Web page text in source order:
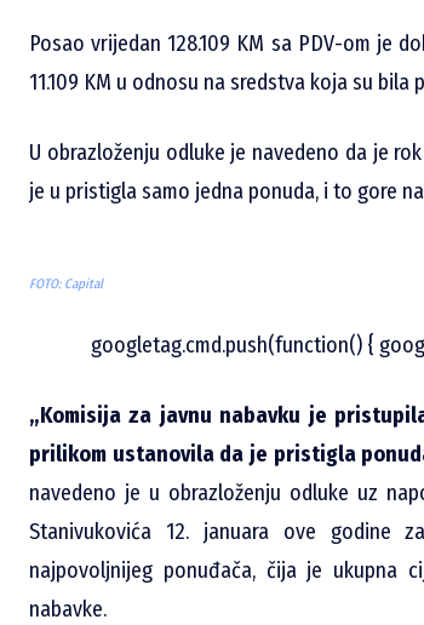
Posao vrijedan 128.109 KM sa PDV-om je
11.109 KM u odnosu na sredstva koja su bila
U obrazloženju odluke je navedeno da je
je u pristigla samo jedna ponuda, i to gore
FOTO: Capital
googletag.cmd.push(function() {
„Komisija za javnu nabavku je
prilikom ustanovila da je pristigla
navedeno je u obrazloženju odluke uz
Stanivukovića 12. januara ove godine
najpovoljnijeg ponuđača, čija je ukupna
nabavke.